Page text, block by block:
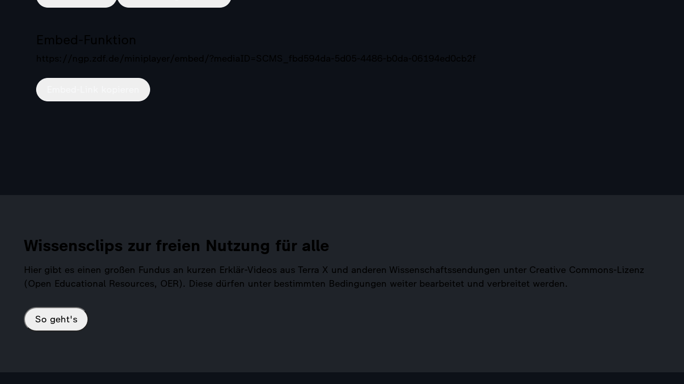
Embed-Funktion
https://ngp.zdf.de/miniplayer/embed/?mediaID=SCMS_fbd594da-5d05-4486-b0da-06194ed0cb2f
Wissensclips zur freien Nutzung für alle
Hier gibt es einen großen Fundus an kurzen Erklär-Videos aus Terra X und anderen Wissenschaftssendungen unter Creative Commons-Lizenz
(Open Educational Resources, OER). Diese dürfen unter bestimmten Bedingungen weiter bearbeitet und verbreitet werden.
So geht's